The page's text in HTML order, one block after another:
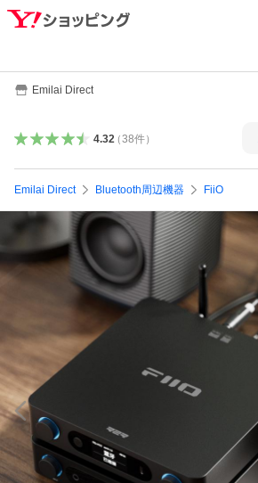
Emilai Direct
4.32（38件）
Emilai Direct Bluetooth周辺機器 FiiO